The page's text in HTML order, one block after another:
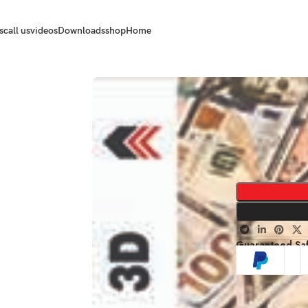
Home
shop
Downloads
videos
call us
Guaranteed